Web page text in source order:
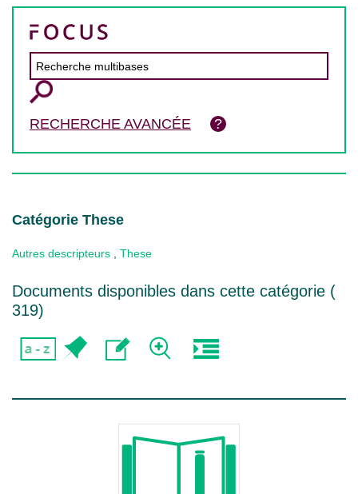
RECHERCHE AVANCÉE
Catégorie These
Autres descripteurs These
Documents disponibles dans cette catégorie (
319)